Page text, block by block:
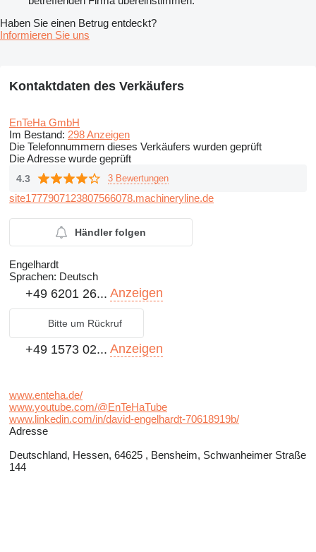
Haben Sie einen Betrug entdeckt?
Informieren Sie uns
Kontaktdaten des Verkäufers
EnTeHa GmbH
Im Bestand: 298 Anzeigen
Die Telefonnummern dieses Verkäufers wurden geprüft
Die Adresse wurde geprüft
4.3 3 Bewertungen
site1777907123807566078.machineryline.de
Händler folgen
Engelhardt
Sprachen: Deutsch
+49 6201 26... Anzeigen
Bitte um Rückruf
+49 1573 02... Anzeigen
www.enteha.de/
www.youtube.com/@EnTeHaTube
www.linkedin.com/in/david-engelhardt-70618919b/
Adresse
Deutschland, Hessen, 64625 , Bensheim, Schwanheimer Straße
144